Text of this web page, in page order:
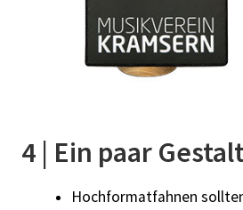
4 | Ein paar
Hochformatfahnen